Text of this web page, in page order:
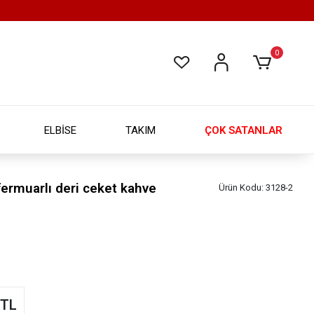
0
ELBİSE TAKIM ÇOK SATANLAR
deri ceket kahve Ürün Kodu: 3128-2